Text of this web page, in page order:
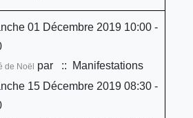
01 Décembre 2019 10:00 -
de Noël par
:: Manifestations
15 Décembre 2019 08:30 -